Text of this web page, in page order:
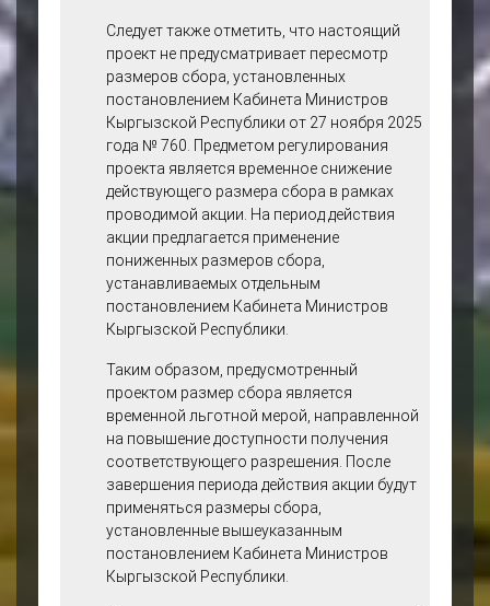
стекол передних дверей
транспортных средств.
В целях повышения
доступности
государственной услуги,
упрощения процедуры
получения разрешения, а
также стимулирования
автовладельцев
к легализации
тонирования предлагается
провести указанную акцию
в период с 10 июня по 10
июля 2026 года
установлением временно
сниженных ставок сбора.
В рамках акции владельцам
транспортных средств
будет предоставлена
возможность оформить
разрешение на
тонирование сроком на
один год.
Для транспортных средств
Следует также отметить, что настоящий
проект не предусматривает пересмотр
размеров сбора, установленных
постановлением Кабинета Министров
Кыргызской Республики от 27 ноября 2025
года № 760. Предметом регулирования
проекта является временное снижение
действующего размера сбора в рамках
проводимой акции. На период действия
акции предлагается применение
пониженных размеров сбора,
устанавливаемых отдельным
постановлением Кабинета Министров
Кыргызской Республики.
Таким образом, предусмотренный
проектом размер сбора является
временной льготной мерой, направленной
на повышение доступности получения
соответствующего разрешения. После
завершения периода действия акции будут
применяться размеры сбора,
установленные вышеуказанным
постановлением Кабинета Министров
Кыргызской Республики.